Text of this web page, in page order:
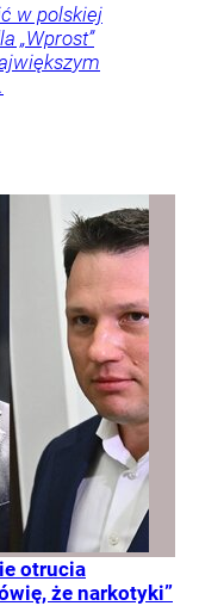
w polskiej
„Wprost”
otrucia
że narkotyki”